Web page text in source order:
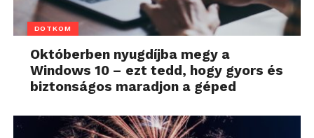
DOTKOM
Októberben nyugdíjba megy a
Windows 10 – ezt tedd, hogy gyors és
biztonságos maradjon a géped